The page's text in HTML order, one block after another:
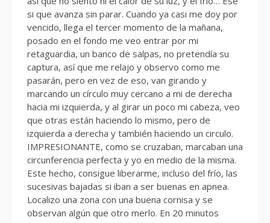
si que avanza sin parar. Cuando ya casi me doy por
vencido, llega el tercer momento de la mañana,
posado en el fondo me veo entrar por mi
retaguardia, un banco de salpas, no pretendía su
captura, así que me relajo y observo como me
pasarán, pero en vez de eso, van girando y
marcando un círculo muy cercano a mi de derecha
hacia mi izquierda, y al girar un poco mi cabeza, veo
que otras están haciendo lo mismo, pero de
izquierda a derecha y también haciendo un circulo.
IMPRESIONANTE, como se cruzaban, marcaban una
circunferencia perfecta y yo en medio de la misma.
Este hecho, consigue liberarme, incluso del frío, las
sucesivas bajadas si iban a ser buenas en apnea.
Localizo una zona con una buena cornisa y se
observan algún que otro merlo. En 20 minutos